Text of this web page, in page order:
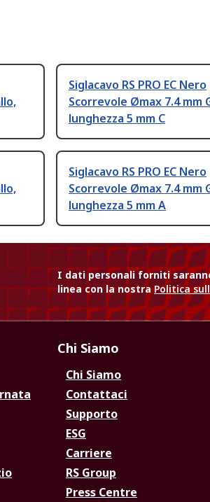
Siglacavo RS PRO EC Nero
Scorrevole Ømax 7.4 mm
lunghezza 5 mm C
Siglacavo RS PRO EC Nero
Scorrevole Ømax 7.4 mm
lunghezza 5 mm A
I dati personali forniti
linea con la nostraPolitica
Chi Siamo
Chi Siamo
Contattaci
Supporto
ESG
Carriere
RS Group
Press Centre